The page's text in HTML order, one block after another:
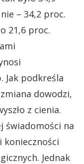
– 34,2 proc.
21,6 proc.
Jak podkreśla
dowodzi,
z cienia.
świadomości na
Jednak